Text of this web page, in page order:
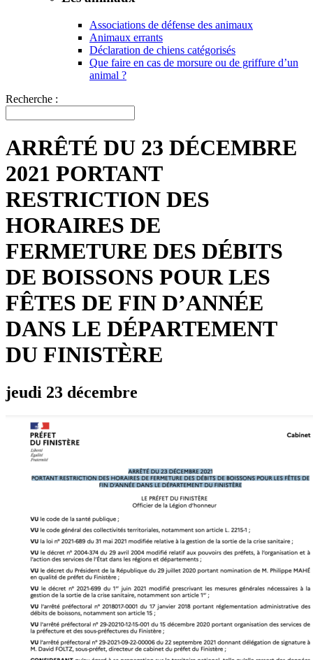
Associations de défense des animaux
Animaux errants
Déclaration de chiens catégorisés
Que faire en cas de morsure ou de griffure d’un
animal ?
Recherche :
ARRÊTÉ DU 23 DÉCEMBRE
2021 PORTANT
RESTRICTION DES
HORAIRES DE
FERMETURE DES DÉBITS
DE BOISSONS POUR LES
FÊTES DE FIN D’ANNÉE
DANS LE DÉPARTEMENT
DU FINISTÈRE
jeudi 23 décembre